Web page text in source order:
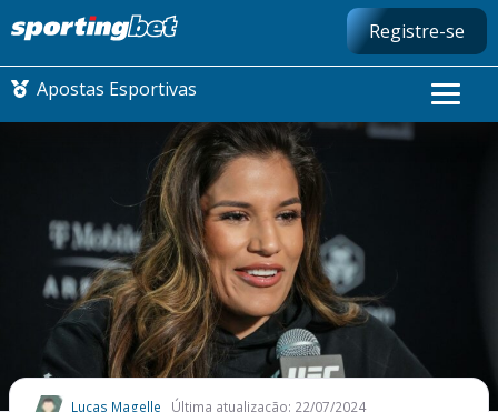
Registre-se
Apostas Esportivas
CONMEBOL LIBERTADORES
FUTEBOL NACIONAL
FUTEBOL INTERNACIONAL
COMO APOSTAR
Lucas Magelle Última atualização: 22/07/2024